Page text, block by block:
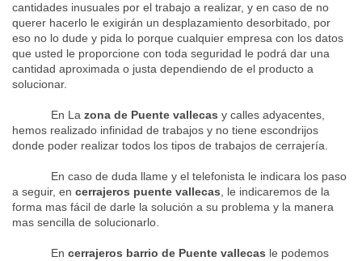
cantidades inusuales por el trabajo a realizar, y en caso de no
querer hacerlo le exigirán un desplazamiento desorbitado, por
eso no lo dude y pida lo porque cualquier empresa con los datos
que usted le proporcione con toda seguridad le podrá dar una
cantidad aproximada o justa dependiendo de el producto a
solucionar.
En La zona de Puente vallecas y calles adyacentes,
hemos realizado infinidad de trabajos y no tiene escondrijos
donde poder realizar todos los tipos de trabajos de cerrajería.
En caso de duda llame y el telefonista le indicara los paso
a seguir, en cerrajeros puente vallecas, le indicaremos de la
forma mas fácil de darle la solución a su problema y la manera
mas sencilla de solucionarlo.
En cerrajeros barrio de Puente vallecas le podemos